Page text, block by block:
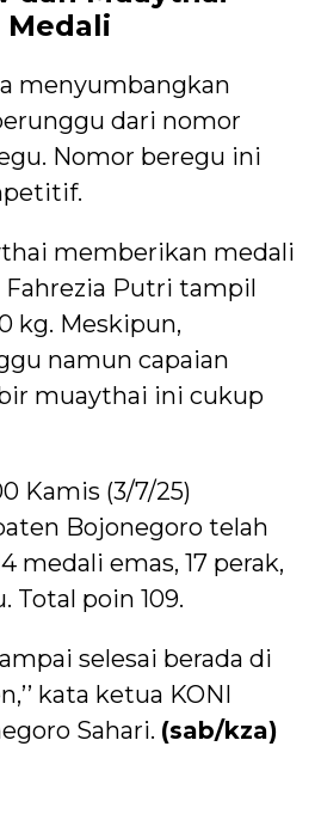
Medali
menyumbangkan
dari nomor
Nomor beregu ini
memberikan medali
Fahrezia Putri tampil
kg. Meskipun,
namun capaian
muaythai ini cukup
Kamis (3/7/25)
Bojonegoro telah
medali emas, 17 perak,
Total poin 109.
selesai berada di
kata ketua KONI
Sahari. (sab/kza)